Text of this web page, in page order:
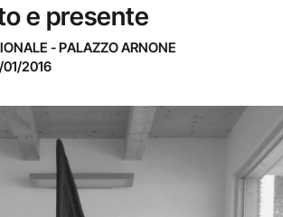
e presente
- PALAZZO ARNONE
01/2016